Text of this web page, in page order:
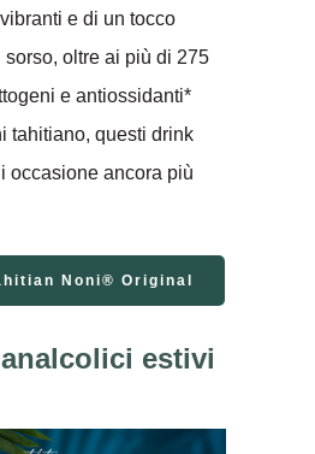
e di un tocco
oltre ai più di 275
e antiossidanti*
tahitiano, questi drink
occasione ancora più
Noni® Original
estivi